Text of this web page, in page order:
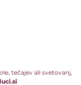
tečajev ali svetovanj,